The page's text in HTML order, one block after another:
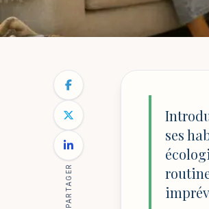
NOTRE BLOG
Routines
quotidien
30 mai
PARTAGER
ses